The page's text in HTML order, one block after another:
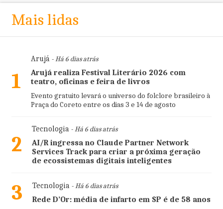
Mais lidas
1
Arujá- Há 6 dias atrás
Arujá realiza Festival Literário 2026 com
teatro, oficinas e feira de livros
Evento gratuito levará o universo do folclore brasileiro à
Praça do Coreto entre os dias 3 e 14 de agosto
2
Tecnologia- Há 6 dias atrás
AI/R ingressa no Claude Partner Network
Services Track para criar a próxima geração
de ecossistemas digitais inteligentes
3 Tecnologia- Há 6 dias atrás
Rede D’Or: média de infarto em SP é de 58 anos